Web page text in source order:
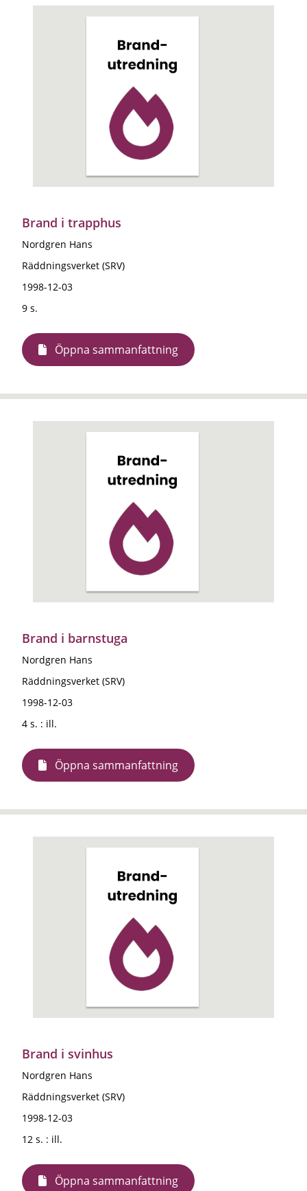
Brand i trapphus
Nordgren Hans
Räddningsverket (SRV)
1998-12-03
9 s.
Öppna sammanfattning
Brand i barnstuga
Nordgren Hans
Räddningsverket (SRV)
1998-12-03
4 s. : ill.
Öppna sammanfattning
Brand i svinhus
Nordgren Hans
Räddningsverket (SRV)
1998-12-03
12 s. : ill.
Öppna sammanfattning